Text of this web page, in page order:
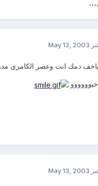
May 13, 2003
دمك انت وعصر الكامري
May 13, 2003